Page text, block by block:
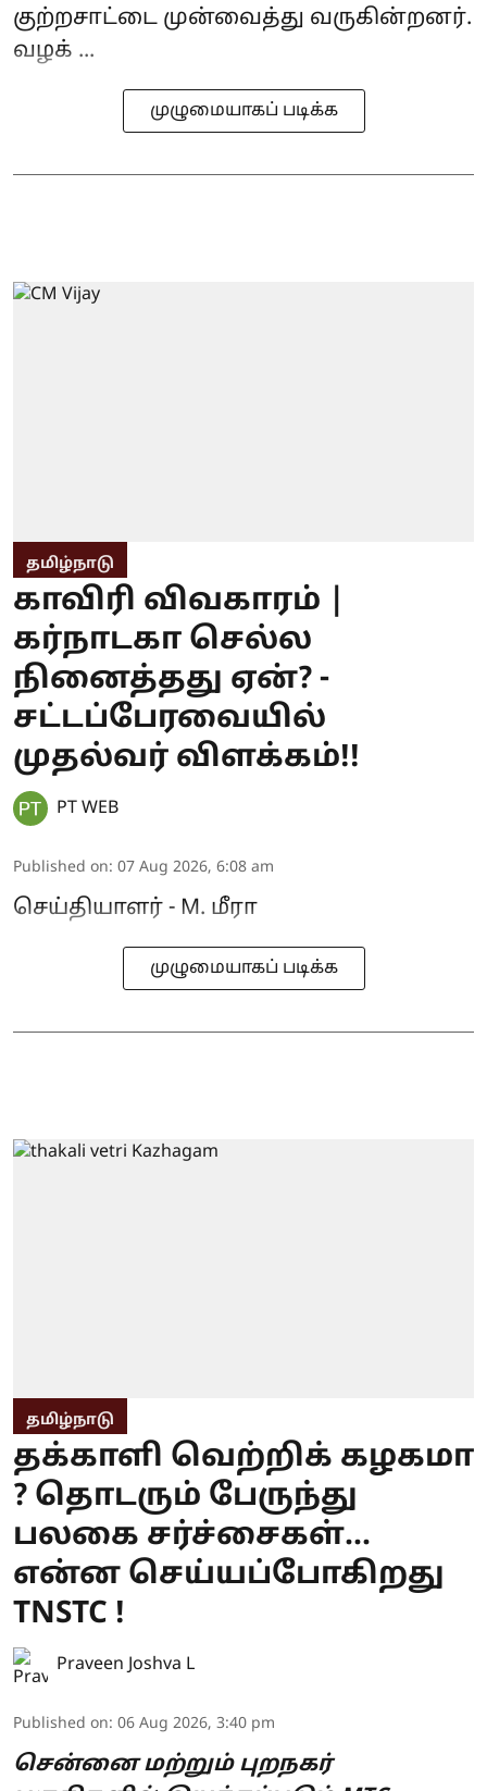
குற்றசாட்டை முன்வைத்து வருகின்றனர்.
வழக் ...
முழுமையாகப் படிக்க
தமிழ்நாடு
காவிரி விவகாரம் |
கர்நாடகா செல்ல
நினைத்தது ஏன்? -
சட்டப்பேரவையில்
முதல்வர் விளக்கம்!!
PT WEB
Published on: 07 Aug 2026, 6:08 am
செய்தியாளர் - M. மீரா
முழுமையாகப் படிக்க
தமிழ்நாடு
தக்காளி வெற்றிக் கழகமா
? தொடரும் பேருந்து
பலகை சர்ச்சைகள்...
என்ன செய்யப்போகிறது
TNSTC !
Praveen Joshva L
Published on: 06 Aug 2026, 3:40 pm
சென்னை மற்றும் புறநகர்